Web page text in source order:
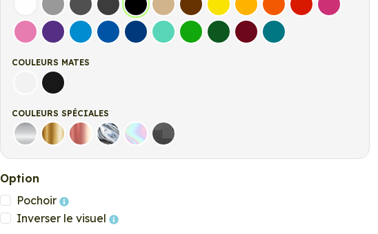
Blanc Gris Gris FoncéGris Anthracite
Noir Beige Marron Jaune ClairJaune Foncé
OrangeRouge Fuchsia
Rose Violet Bleu clairBleu MoyenBleu FoncéBleu VertVert clairVert FoncéBordeauxTurquoise
COULEURS MATES
Blanc matNoir Mat
COULEURS SPÉCIALES
Argent Or Rose Gold
ChromeHolographique
Carbone Noir
Option
Pochoir
Inverser le visuel